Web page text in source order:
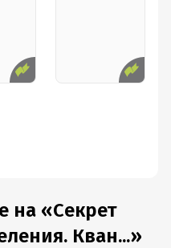
на «Секрет
Кван...»